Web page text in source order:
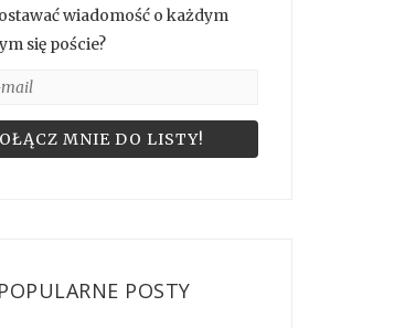
wiadomość o każdym
się poście?
POPULARNE POSTY